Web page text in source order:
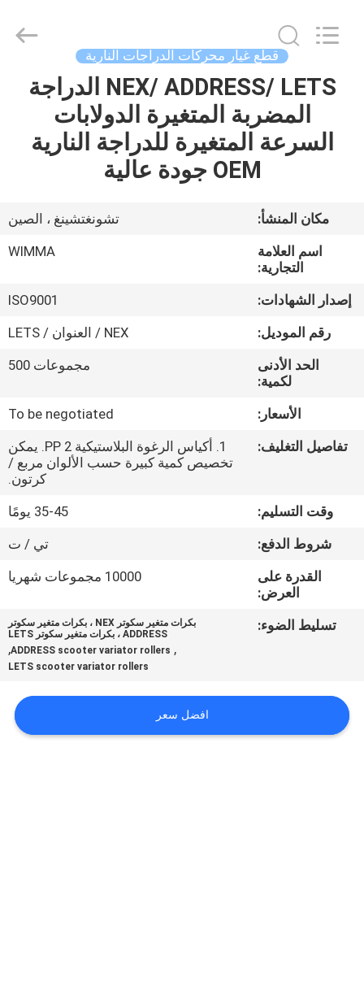
المنزل
المنتجات
فيديو
جولة
المصنع
جودة
أخبار
اطلب
اقتباس
خريطة
سياسة
Reserved.
قطع غيار محركات الدراجات النارية
NEX/ ADDRESS/ LETS الدراجة
المضربة المتغيرة الدولابات
السرعة المتغيرة للدراجة النارية
OEM جودة عالية
مكان المنشأ:
تشونغتشينغ ، الصين
اسم العلامة
التجارية:
WIMMA
إصدار الشهادات:
ISO9001
رقم الموديل:
NEX / العنوان / LETS
الحد الأدنى
لكمية:
مجموعات 500
الأسعار:
To be negotiated
تفاصيل التغليف:
1. أكياس الرغوة البلاستيكية PP 2. يمكن
تخصيص كمية كبيرة حسب الألوان مربع /
كرتون.
وقت التسليم:
35-45 يومًا
شروط الدفع:
تي / ت
القدرة على
العرض:
10000 مجموعات شهريا
تسليط الضوء:
بكرات متغير سكوتر NEX ، بكرات متغير سكوتر
ADDRESS ، بكرات متغير سكوتر LETS
,
ADDRESS scooter variator rollers
,
LETS scooter variator rollers
افضل سعر